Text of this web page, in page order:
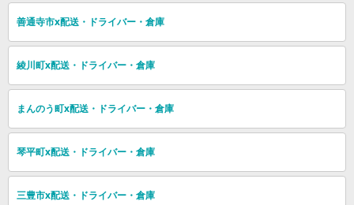
善通寺市x配送・ドライバー・倉庫
綾川町x配送・ドライバー・倉庫
まんのう町x配送・ドライバー・倉庫
琴平町x配送・ドライバー・倉庫
三豊市x配送・ドライバー・倉庫